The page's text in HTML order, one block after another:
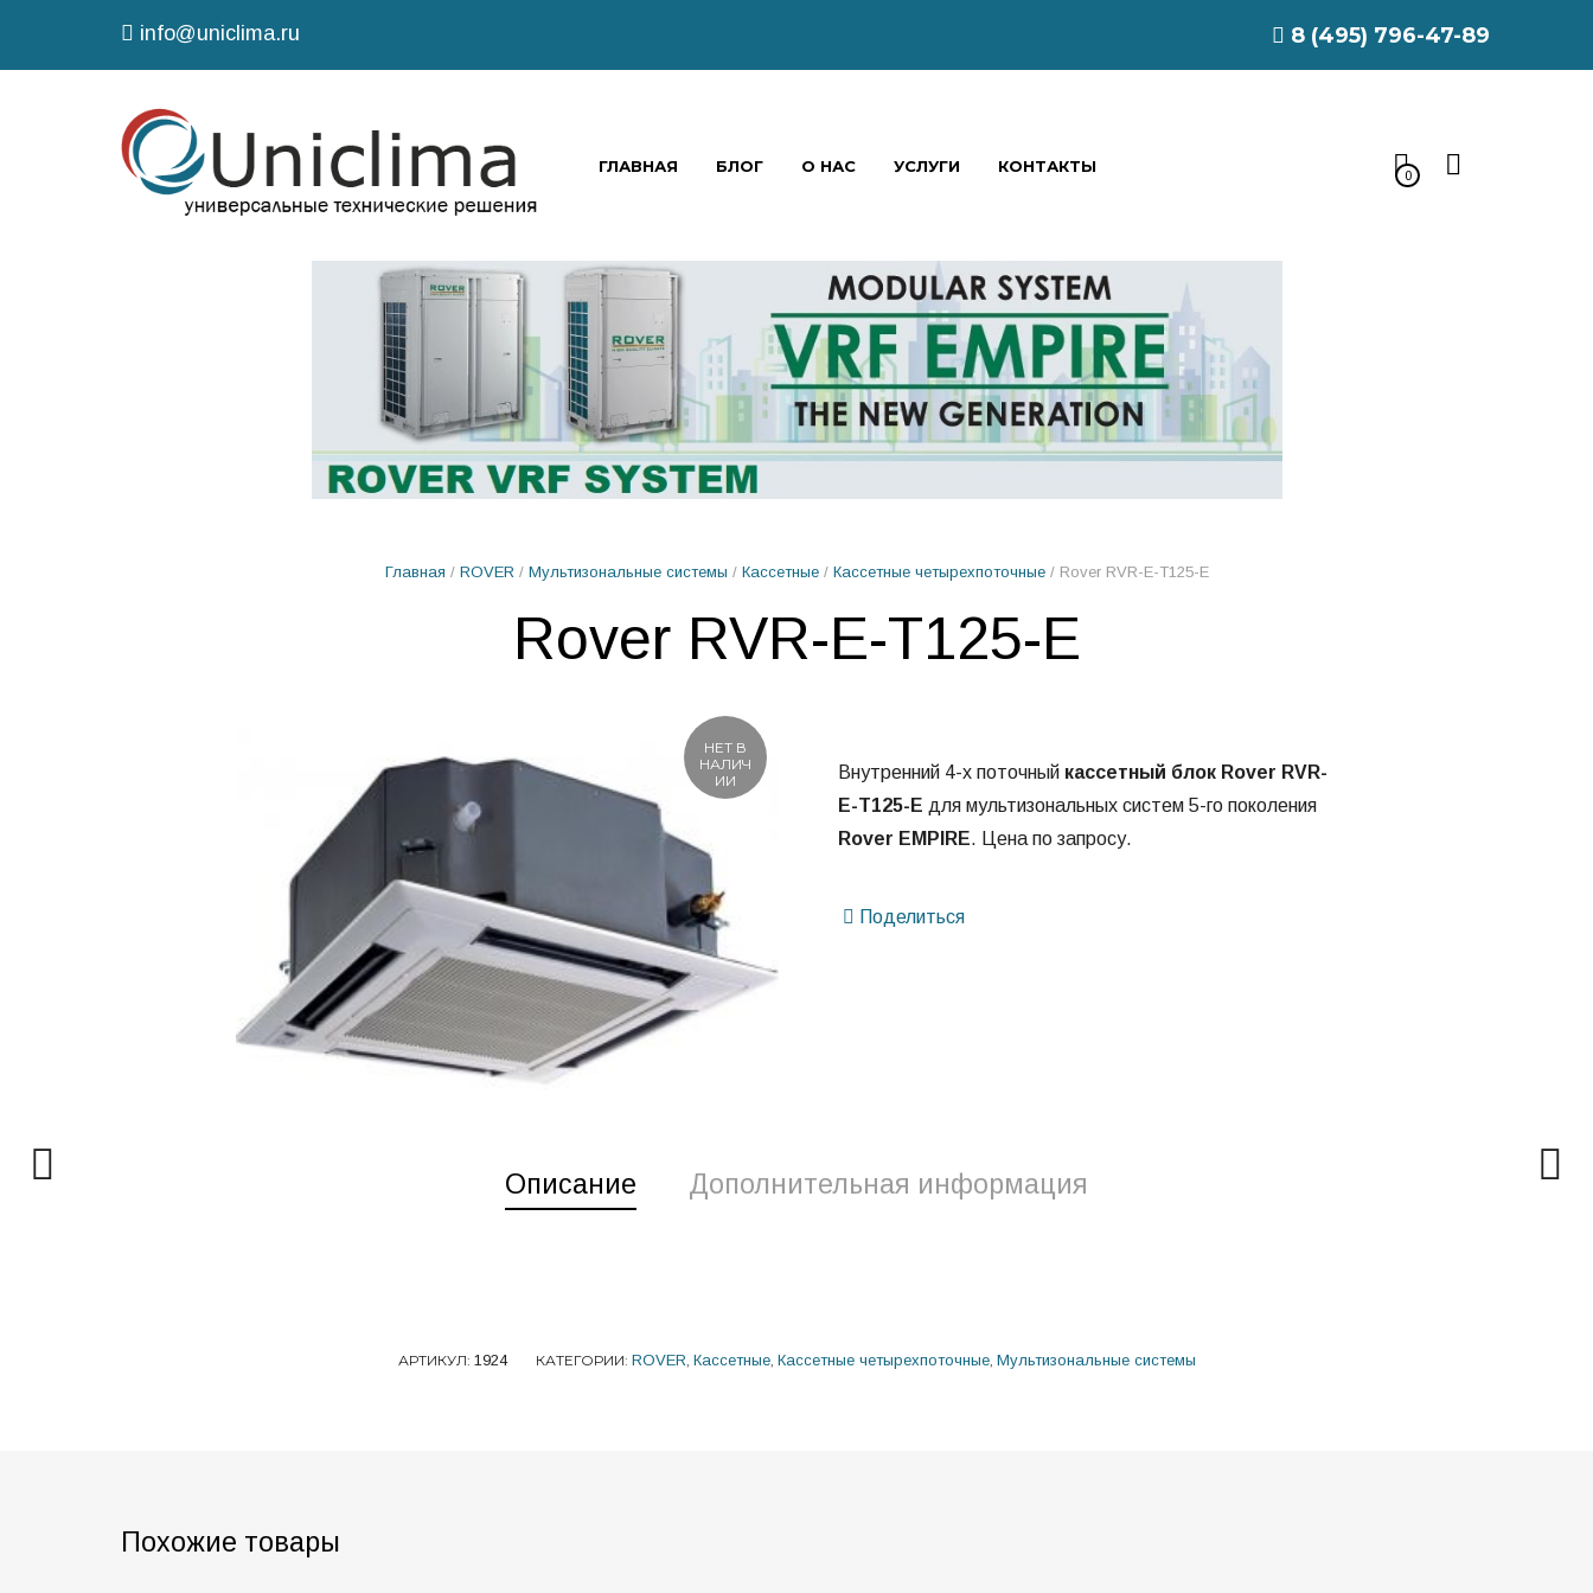
info@uniclima.ru 8 (495) 796-47-89
ГЛАВНАЯ БЛОГ О НАС УСЛУГИ КОНТАКТЫ 0
Главная / ROVER / Мультизональные системы / Кассетные/ Кассетные четырехпоточные/ Rover RVR-E-T125-E
Rover RVR-E-T125-E
НЕТ В
НАЛИЧ
ИИ
Внутренний 4-х поточный кассетный блок Rover RVR-
E-T125-E для мультизональных систем 5-го поколения
Rover EMPIRE. Цена по запросу.
Поделиться
Описание Дополнительная информация
АРТИКУЛ: 1924 КАТЕГОРИИ: ROVER Кассетные, Кассетные четырехпоточные, Мультизональные системы
Похожие товары